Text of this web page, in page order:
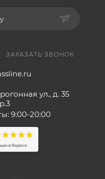
ЗАКАЗАТЬ ЗВОНОК
ул., д. 35
9:00-20:00